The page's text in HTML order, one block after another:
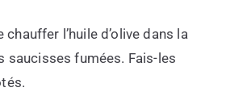
l’huile d’olive dans la
saucisses fumées. Fais-les